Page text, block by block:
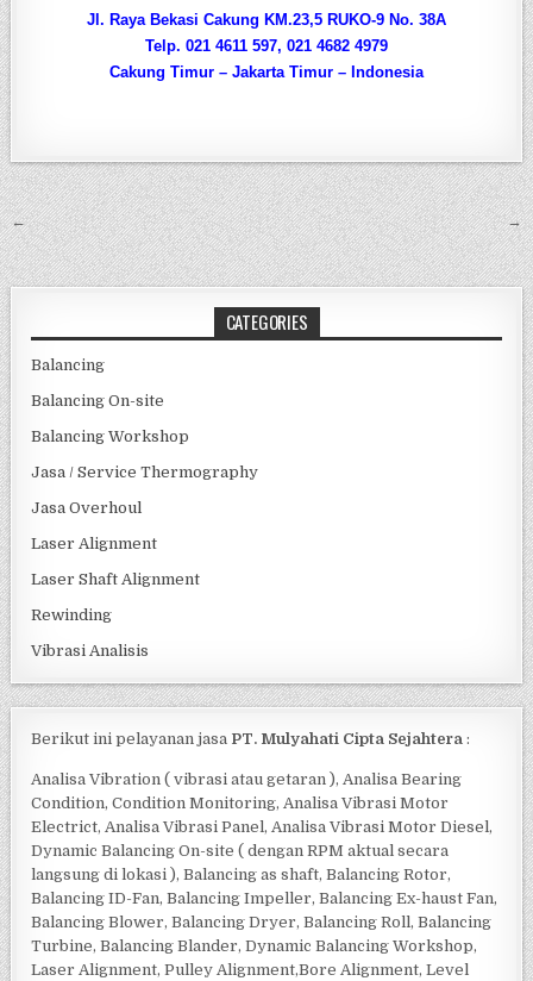
Jl. Raya Bekasi Cakung KM.23,5 RUKO-9 No. 38A
Telp. 021 4611 597, 021 4682 4979
Cakung Timur – Jakarta Timur – Indonesia
Post navigation
← →
CATEGORIES
Balancing
Balancing On-site
Balancing Workshop
Jasa / Service Thermography
Jasa Overhoul
Laser Alignment
Laser Shaft Alignment
Rewinding
Vibrasi Analisis
Berikut ini pelayanan jasa PT. Mulyahati Cipta Sejahtera :
Analisa Vibration ( vibrasi atau getaran ), Analisa Bearing
Condition, Condition Monitoring, Analisa Vibrasi Motor
Electrict, Analisa Vibrasi Panel, Analisa Vibrasi Motor Diesel,
Dynamic Balancing On-site ( dengan RPM aktual secara
langsung di lokasi ), Balancing as shaft, Balancing Rotor,
Balancing ID-Fan, Balancing Impeller, Balancing Ex-haust Fan,
Balancing Blower, Balancing Dryer, Balancing Roll, Balancing
Turbine, Balancing Blander, Dynamic Balancing Workshop,
Laser Alignment, Pulley Alignment,Bore Alignment, Level